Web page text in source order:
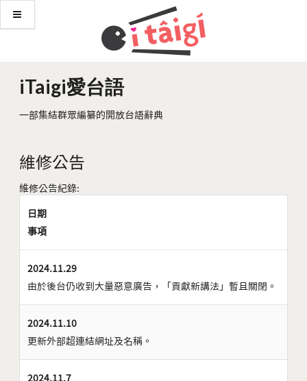
iTaigi愛台語
一部集結群眾編纂的開放台語辭典
維修公告
維修公告紀錄:
日期
事項
2024.11.29
由於後台仍收到大量惡意廣告，「貢獻新講法」暫且關閉。
2024.11.10
更新外部超連結網址及名稱。
2024.11.7